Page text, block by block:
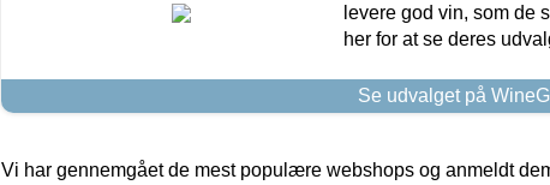
levere god vin, som de
her for at se deres
Se udvalget på
Vi har gennemgået de mest populære webshops og anmeldt